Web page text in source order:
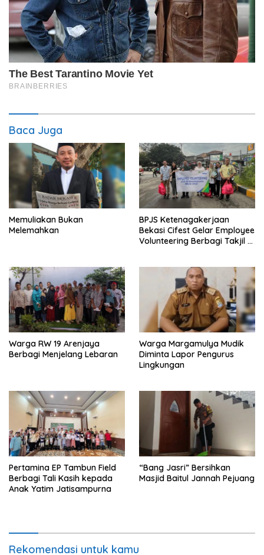
Baca Juga
Memuliakan Bukan
Melemahkan
BPJS Ketenagakerjaan
Bekasi Cifest Gelar Employee
Volunteering Berbagi Takjil di
Warga RW 19 Arenjaya
Berbagi Menjelang Lebaran
Warga Margamulya Mudik
Diminta Lapor Pengurus
Lingkungan
Pertamina EP Tambun Field
Berbagi Tali Kasih kepada
Anak Yatim Jatisampurna
“Bang Jasri” Bersihkan
Masjid Baitul Jannah Pejuang
Rekomendasi untuk kamu